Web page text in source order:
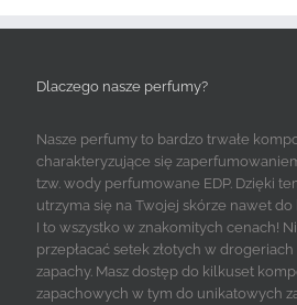
Dlaczego nasze perfumy?
Nasze perfumy to bardzo trwałe
charakteryzujące się
tzw. wody perfumowane EDP. Dzięki
utrzyma się na Twojej skórze nawet do
I to wszystko w znakomitych cenach!
przepłacać setek złotych w
zapachy. Masz dostęp do kilkuset
zapachowych w tym do unikatowych